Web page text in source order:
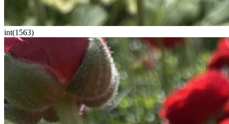
int(1563)